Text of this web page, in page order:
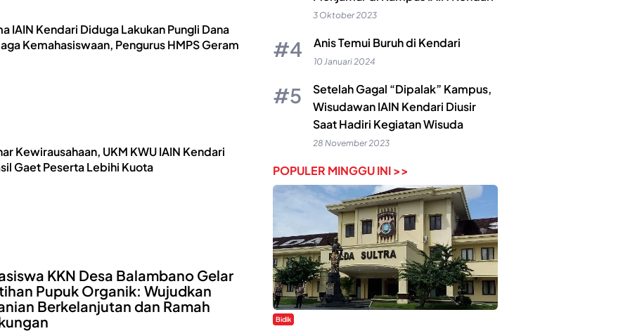
IAIN Kendari Diduga Lakukan Pungli Dana
Kemahasiswaan, Pengurus HMPS Geram
Kewirausahaan, UKM KWU IAIN Kendari
Gaet Peserta Lebihi Kuota
KKN Desa Balambano Gelar
Pupuk Organik: Wujudkan
Berkelanjutan dan Ramah
3 Oktober 2023
Anis Temui Buruh di Kendari
10 Januari 2024
Setelah Gagal “Dipalak” Kampus,
Wisudawan IAIN Kendari Diusir
Saat Hadiri Kegiatan Wisuda
28 November 2023
POPULER MINGGU INI >>
Bidik